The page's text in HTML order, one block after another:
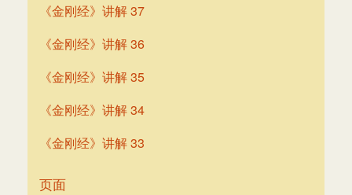
《金刚经》讲解 37
《金刚经》讲解 36
《金刚经》讲解 35
《金刚经》讲解 34
《金刚经》讲解 33
页面